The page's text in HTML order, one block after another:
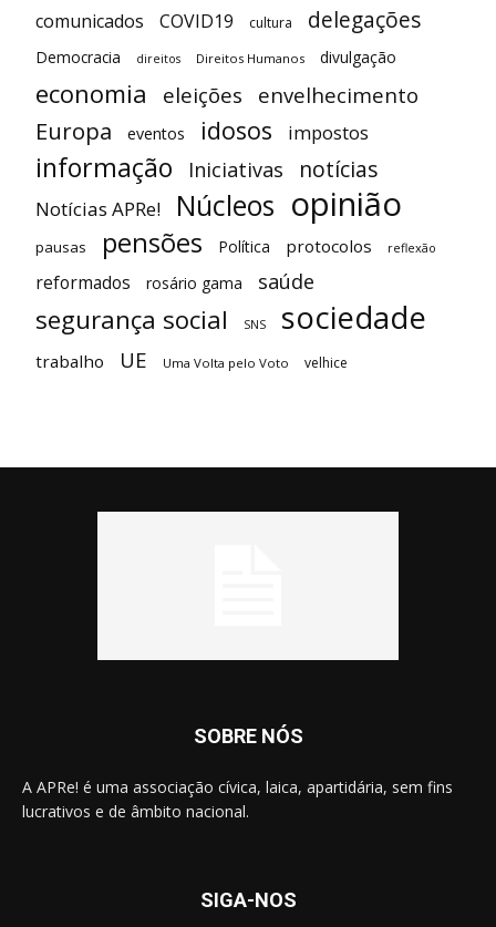
comunicados COVID19 cultura delegações
Democracia direitos Direitos Humanos divulgação
economia eleições envelhecimento
Europa eventos idosos impostos
informação Iniciativas notícias
Notícias APRe! Núcleos opinião
pausas pensões Política protocolos reflexão
reformados rosário gama saúde
segurança social SNS sociedade
trabalho UE Uma Volta pelo Voto velhice
SOBRE NÓS
A APRe! é uma associação cívica, laica, apartidária, sem fins
lucrativos e de âmbito nacional.
SIGA-NOS